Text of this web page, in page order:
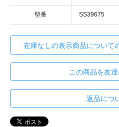
型番 SS39675
在庫なしの表示商品について
この商品を友
返品につ